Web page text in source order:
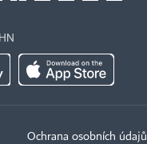
Ochrana osobních údajů